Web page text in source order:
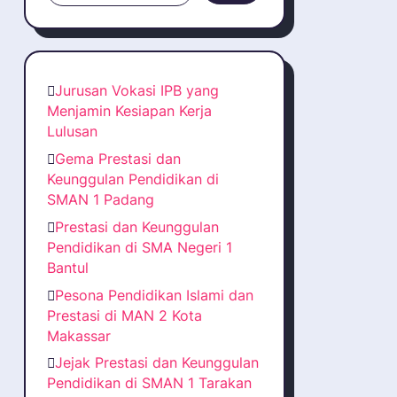
Jurusan Vokasi IPB yang
Menjamin Kesiapan Kerja
Lulusan
Gema Prestasi dan
Keunggulan Pendidikan di
SMAN 1 Padang
Prestasi dan Keunggulan
Pendidikan di SMA Negeri 1
Bantul
Pesona Pendidikan Islami dan
Prestasi di MAN 2 Kota
Makassar
Jejak Prestasi dan Keunggulan
Pendidikan di SMAN 1 Tarakan